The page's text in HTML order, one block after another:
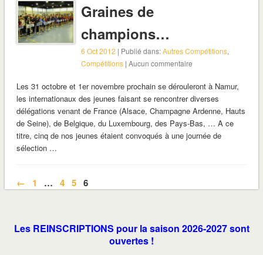
Graines de
champions…
6 Oct 2012 | Publié dans:Autres Compétitions,
Compétitions | Aucun commentaire
Les 31 octobre et 1er novembre prochain se dérouleront à Namur,
les internationaux des jeunes faisant se rencontrer diverses
délégations venant de France (Alsace, Champagne Ardenne, Hauts
de Seine), de Belgique, du Luxembourg, des Pays-Bas, … A ce
titre, cinq de nos jeunes étaient convoqués à une journée de
sélection …
← 1 … 4 5 6
Les REINSCRIPTIONS pour la saison 2026-2027 sont
ouvertes !